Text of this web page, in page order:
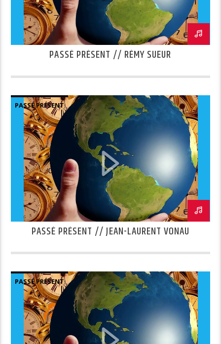
PASSÉ PRÉSENT // RÉMY SUEUR
PASSÉ PRÉSENT
PASSÉ PRÉSENT // JEAN-LAURENT VONAU
PASSÉ PRÉSENT